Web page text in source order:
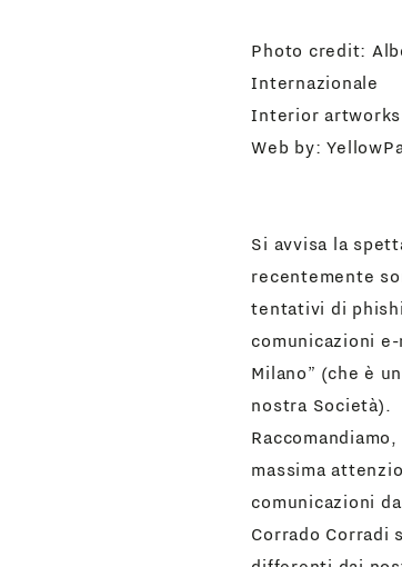
Photo credit:
Internazionale
Interior artworks
Web by:
Si avvisa la
recentemente
tentativi di
comunicazioni
Milano” (che è
nostra Società).
massima
comunicazioni
Corrado Corradi